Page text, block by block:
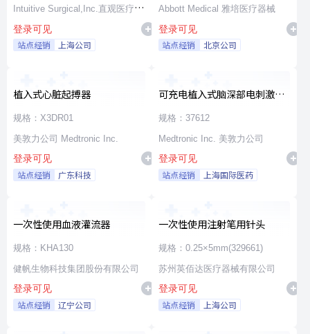
Intuitive Surgical,Inc.直观医疗公
司
登录可见
站点经销 上海公司
Abbott Medical 雅培医疗器械
登录可见
站点经销 北京公司
植入式心脏起搏器
规格：X3DR01
美敦力公司 Medtronic Inc.
登录可见
站点经销 广东科技
可充电植入式脑深部电刺激脉
冲发生器套件
规格：37612
Medtronic Inc. 美敦力公司
登录可见
站点经销 上海国际医药
一次性使用血液灌流器
规格：KHA130
健帆生物科技集团股份有限公司
登录可见
站点经销 辽宁公司
一次性使用注射笔用针头
规格：0.25×5mm(329661)
苏州英佰达医疗器械有限公司
登录可见
站点经销 上海公司